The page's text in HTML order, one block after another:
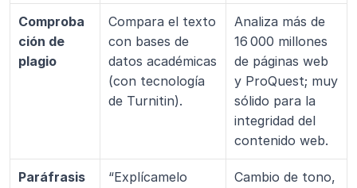
Comproba
ción de
plagio
Compara el texto
con bases de
datos académicas
(con tecnología
de Turnitin).
Analiza más de
16 000 millones
de páginas web
y ProQuest; muy
sólido para la
integridad del
contenido web.
Paráfrasis
“Explícamelo
Cambio de tono,